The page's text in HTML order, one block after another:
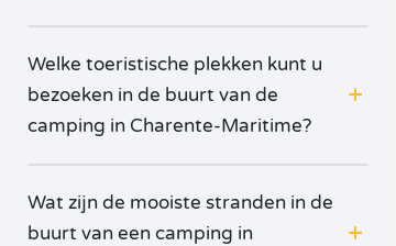
Welke toeristische plekken kunt u
bezoeken in de buurt van de
camping in Charente-Maritime?
Wat zijn de mooiste stranden in de
buurt van een camping in